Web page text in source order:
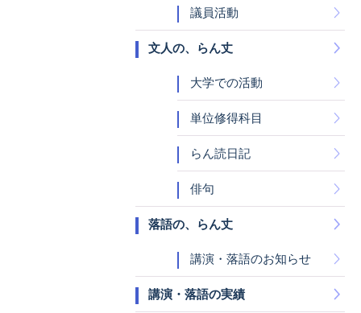
議員活動
文人の、らん丈
大学での活動
単位修得科目
らん読日記
俳句
落語の、らん丈
講演・落語のお知らせ
講演・落語の実績